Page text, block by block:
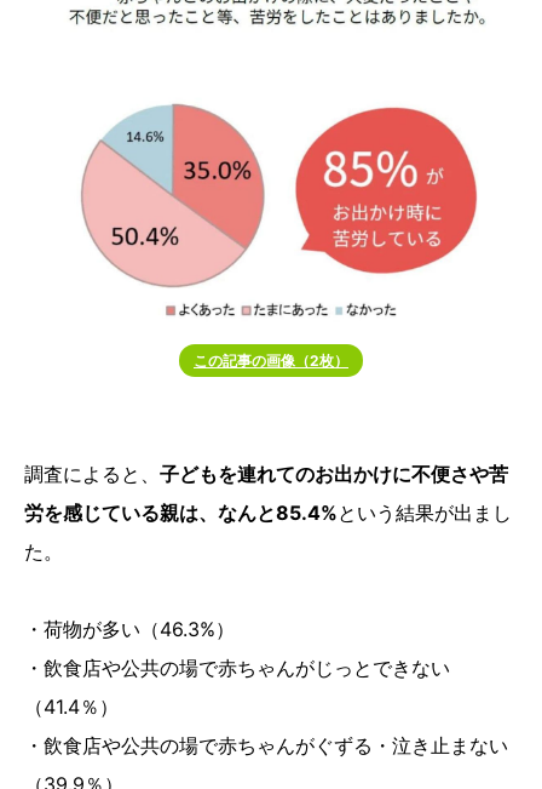
この記事の画像（2枚）
調査によると、 子どもを連れてのお出かけに不便さや苦
労を感じている親は、なんと85.4%という結果が出まし
た。
・荷物が多い（46.3%）
・飲食店や公共の場で赤ちゃんがじっとできない
（41.4％）
・飲食店や公共の場で赤ちゃんがぐずる・泣き止まない